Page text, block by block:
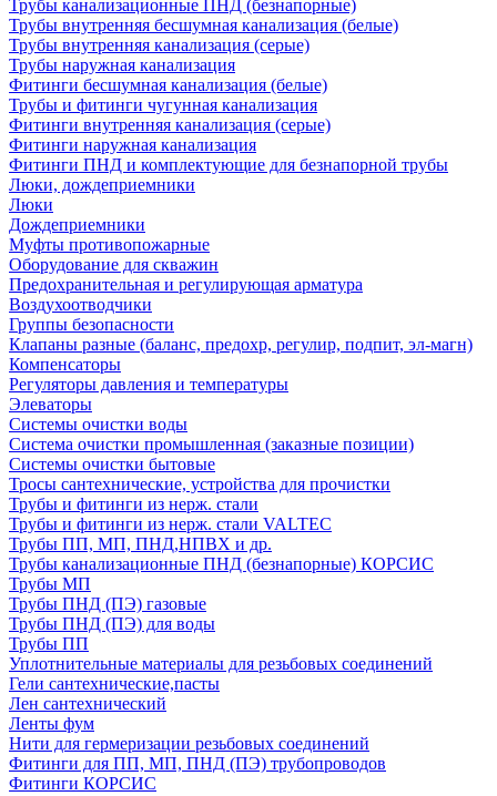
Трубы канализационные ПНД (безнапорные)
Трубы внутренняя бесшумная канализация (белые)
Трубы внутренняя канализация (серые)
Трубы наружная канализация
Фитинги бесшумная канализация (белые)
Трубы и фитинги чугунная канализация
Фитинги внутренняя канализация (серые)
Фитинги наружная канализация
Фитинги ПНД и комплектующие для безнапорной трубы
Люки, дождеприемники
Люки
Дождеприемники
Муфты противопожарные
Оборудование для скважин
Предохранительная и регулирующая арматура
Воздухоотводчики
Группы безопасности
Клапаны разные (баланс, предохр, регулир, подпит, эл-магн)
Компенсаторы
Регуляторы давления и температуры
Элеваторы
Системы очистки воды
Система очистки промышленная (заказные позиции)
Системы очистки бытовые
Тросы сантехнические, устройства для прочистки
Трубы и фитинги из нерж. стали
Трубы и фитинги из нерж. стали VALTEC
Трубы ПП, МП, ПНД,НПВХ и др.
Трубы канализационные ПНД (безнапорные) КОРСИС
Трубы МП
Трубы ПНД (ПЭ) газовые
Трубы ПНД (ПЭ) для воды
Трубы ПП
Уплотнительные материалы для резьбовых соединений
Гели сантехнические,пасты
Лен сантехнический
Ленты фум
Нити для гермеризации резьбовых соединений
Фитинги для ПП, МП, ПНД (ПЭ) трубопроводов
Фитинги КОРСИС